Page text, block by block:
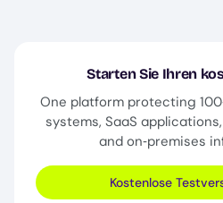
Starten Sie Ihren
One platform protecting
systems, SaaS
and on‑premises
Kostenlose